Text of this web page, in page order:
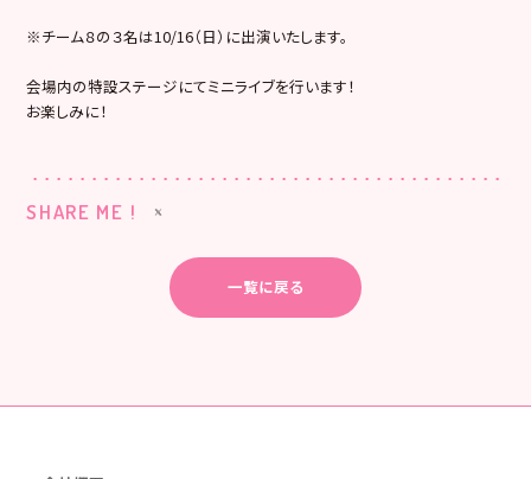
※チーム８の３名は10/16（日）に出演いたします。
会場内の特設ステージにてミニライブを行います！
お楽しみに！
SHARE ME !
一覧に戻る